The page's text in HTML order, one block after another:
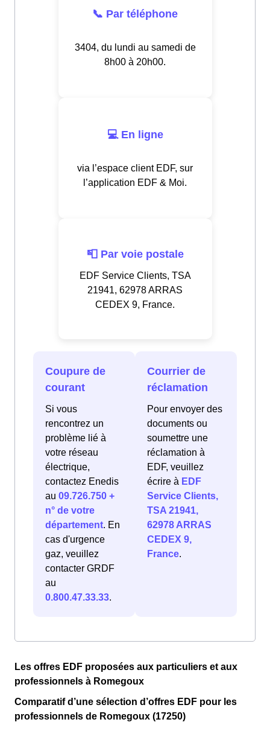
📞 Par téléphone
3404, du lundi au samedi de
8h00 à 20h00.
💻 En ligne
via l’espace client EDF, sur
l’application EDF & Moi.
📮 Par voie postale
EDF Service Clients, TSA
21941, 62978 ARRAS
CEDEX 9, France.
Coupure de
courant
Si vous
rencontrez un
problème lié à
votre réseau
électrique,
contactez Enedis
au 09.726.750 +
n° de votre
département. En
cas d'urgence
gaz, veuillez
contacter GRDF
au
0.800.47.33.33.
Courrier de
réclamation
Pour envoyer des
documents ou
soumettre une
réclamation à
EDF, veuillez
écrire à EDF
Service Clients,
TSA 21941,
62978 ARRAS
CEDEX 9,
France.
Les offres EDF proposées aux particuliers et aux
professionnels à Romegoux
Comparatif d’une sélection d’offres EDF pour les
professionnels de Romegoux (17250)